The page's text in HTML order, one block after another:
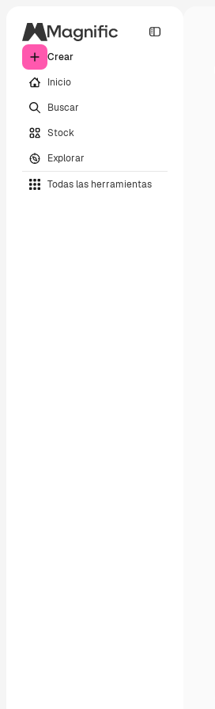
Crear
Inicio
Buscar
Stock
Explorar
Todas las herramientas